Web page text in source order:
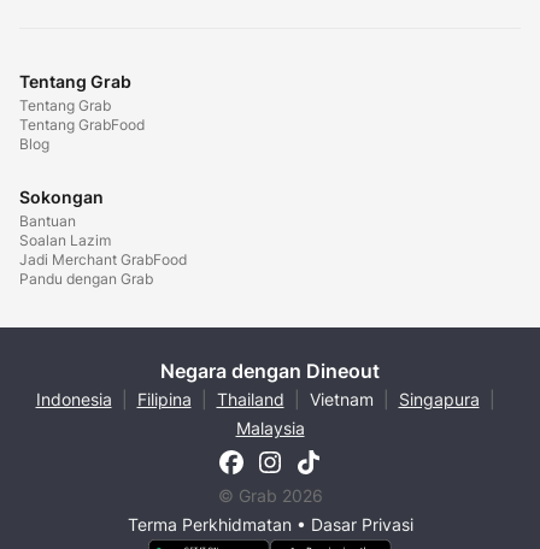
Tentang Grab
Tentang Grab
Tentang GrabFood
Blog
Sokongan
Bantuan
Soalan Lazim
Jadi Merchant GrabFood
Pandu dengan Grab
Negara dengan Dineout
Indonesia Filipina Thailand Vietnam Singapura
Malaysia
© Grab 2026
Terma Perkhidmatan• Dasar Privasi